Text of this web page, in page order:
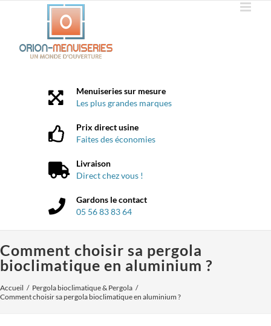
Menuiseries sur mesure
Les plus grandes marques
Prix direct usine
Faites des économies
Livraison
Direct chez vous !
Gardons le contact
05 56 83 83 64
Comment choisir sa pergola
bioclimatique en aluminium ?
Accueil
Pergola bioclimatique & Pergola
Comment choisir sa pergola bioclimatique en aluminium ?